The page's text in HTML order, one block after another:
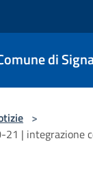
di
>
21 | integrazione